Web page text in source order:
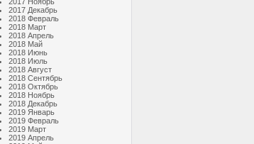
2017 Декабрь
2018 Февраль
2018 Март
2018 Апрель
2018 Май
2018 Июнь
2018 Июль
2018 Август
2018 Сентябрь
2018 Октябрь
2018 Ноябрь
2018 Декабрь
2019 Январь
2019 Февраль
2019 Март
2019 Апрель